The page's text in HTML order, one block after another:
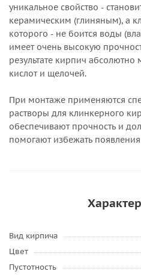
уникальное свойство -
керамическим (глиняным), а
которого - не боится воды
имеет очень высокую
результате кирпич абсолютно
кислот и щелочей.
При монтаже применяются
растворы для клинкерного
обеспечивают прочность и
помогают избежать
Вид кирпича
Цвет
Пустотность